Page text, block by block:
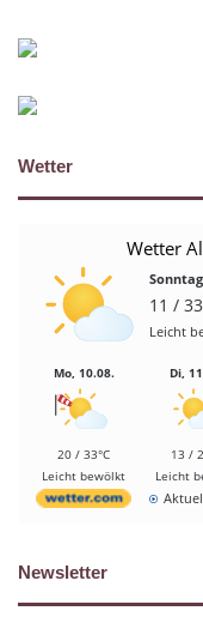
Wetter
Wetter
11 /
Leicht
Mo, 10.08.
20 / 33°C
Leicht bewölkt
Di,
13 /
Leicht
Newsletter